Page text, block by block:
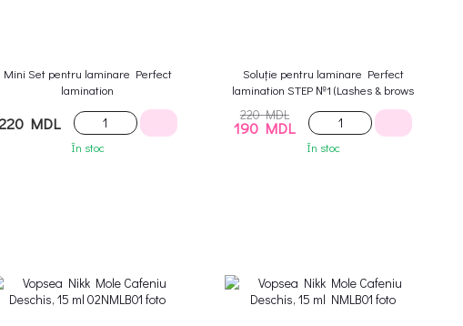
Mini Set pentru laminare Perfect
lamination
MDL
În stoc
Soluție pentru laminare Perfect
lamination STEP №1 (Lashes & brows
220 MDL
190 MDL
În stoc